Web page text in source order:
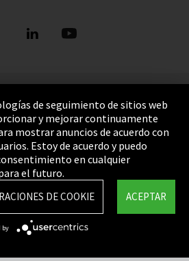
de seguimiento de sitios web
y mejorar continuamente
mostrar anuncios de acuerdo con
Estoy de acuerdo y puedo
en cualquier
el futuro.
ACEPTAR
DE COOKIE
by